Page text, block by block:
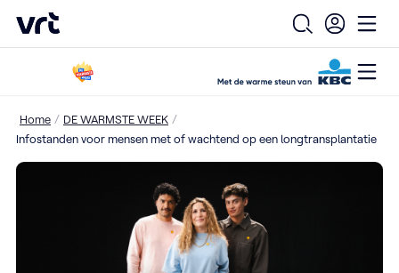
VRT (home)
Open
Home / DE WARMSTE WEEK /
Infostanden voor mensen met of wachtend op een longtransplantatie